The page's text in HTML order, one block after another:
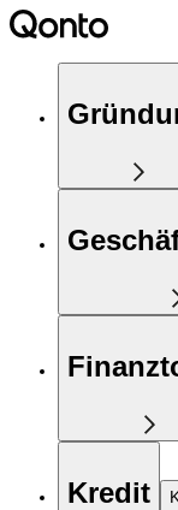
Kredit